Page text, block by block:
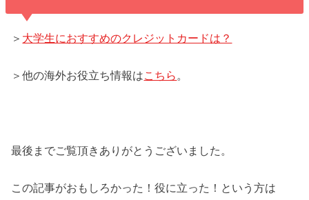
＞ 大学生におすすめのクレジットカードは？
＞他の海外お役立ち情報はこちら 。
最後までご覧頂きありがとうございました。
この記事がおもしろかった！役に立った！という方は